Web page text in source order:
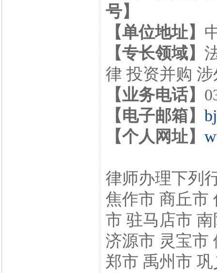
号】
【单位地址】
【专长领域】
律 投资并购
【业务电话】
【电子邮箱】
【个人网址】
律师办理下列
焦作市 商丘市
市 驻马店市
济源市 灵宝市
郑市 禹州市